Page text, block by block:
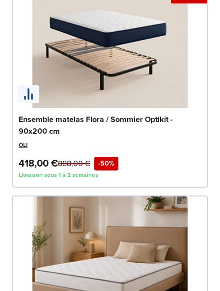
Ensemble matelas Flora / Sommier Optikit -
90x200 cm
OLI
418,00 € -50%
888,00 €
Livraison sous 1 à 2 semaines